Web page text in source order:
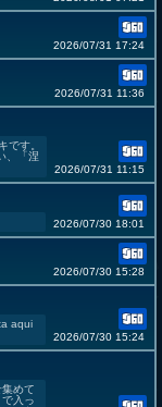
2026/07/31 17:24
2026/07/31 11:36
です。
、「涅
2026/07/31 11:15
2026/07/30 18:01
2026/07/30 15:28
aqui
2026/07/30 15:24
めて
入っ